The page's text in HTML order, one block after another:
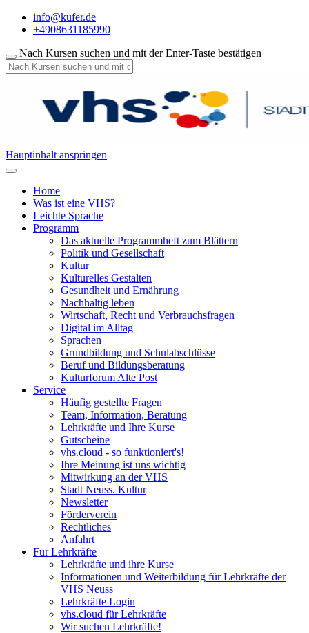
info@kufer.de
+4908631185990
Nach Kursen suchen und mit der Enter-Taste bestätigen
Hauptinhalt anspringen
Home
Was ist eine VHS?
Leichte Sprache
Programm
Das aktuelle Programmheft zum Blättern
Politik und Gesellschaft
Kultur
Kulturelles Gestalten
Gesundheit und Ernährung
Nachhaltig leben
Wirtschaft, Recht und Verbrauchsfragen
Digital im Alltag
Sprachen
Grundbildung und Schulabschlüsse
Beruf und Bildungsberatung
Kulturforum Alte Post
Service
Häufig gestellte Fragen
Team, Information, Beratung
Lehrkräfte und Ihre Kurse
Gutscheine
vhs.cloud - so funktioniert's!
Ihre Meinung ist uns wichtig
Mitwirkung an der VHS
Stadt Neuss. Kultur
Newsletter
Förderverein
Rechtliches
Anfahrt
Für Lehrkräfte
Lehrkräfte und ihre Kurse
Informationen und Weiterbildung für Lehrkräfte der
VHS Neuss
Lehrkräfte Login
vhs.cloud für Lehrkräfte
Wir suchen Lehrkräfte!